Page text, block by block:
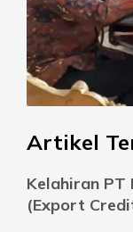
Artikel
Kelahiran PT
(Export